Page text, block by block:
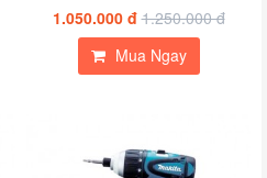
1.050.000 đ 1.250.000 đ
Mua Ngay